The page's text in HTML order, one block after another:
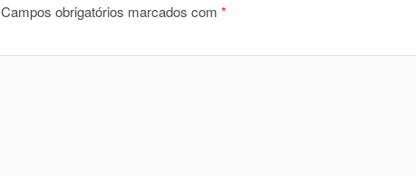
Campos obrigatórios marcados com *